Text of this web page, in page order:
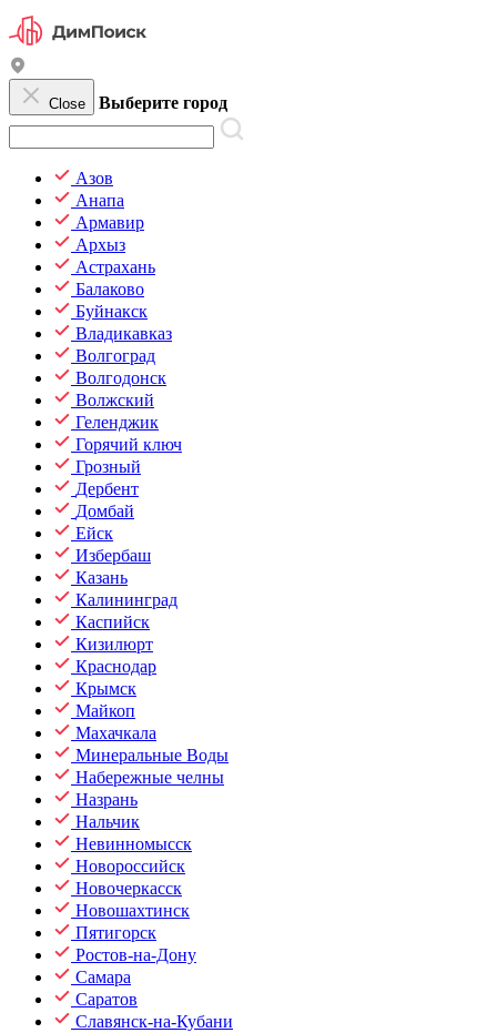
Close Выберите город
Азов
Анапа
Армавир
Архыз
Астрахань
Балаково
Буйнакск
Владикавказ
Волгоград
Волгодонск
Волжский
Геленджик
Горячий ключ
Грозный
Дербент
Домбай
Ейск
Избербаш
Казань
Калининград
Каспийск
Кизилюрт
Краснодар
Крымск
Майкоп
Махачкала
Минеральные Воды
Набережные челны
Назрань
Нальчик
Невинномысск
Новороссийск
Новочеркасск
Новошахтинск
Пятигорск
Ростов-на-Дону
Самара
Саратов
Славянск-на-Кубани